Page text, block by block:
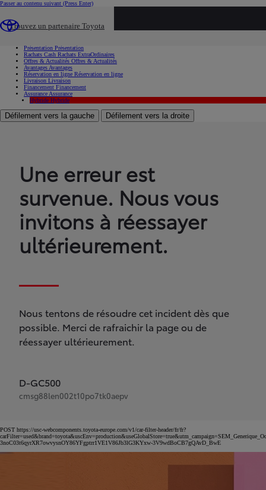
Passer au contenu suivant (Press Enter)
Trouvez un partenaire Toyota
Présentation Présentation
Rachats Cash Rachats ExtraOrdinaires
Offres & Actualités Offres & Actualités
Avantages Avantages
Réservation en ligne Réservation en ligne
Livraison Livraison
Financement Financement
Assurance Assurance
Hybride Hybride
Défilement vers la gauche Défilement vers la droite
Une erreur est
survenue. Nous vous
invitons à réessayer
ultérieurement.
Nous tentons de résoudre cet incident dès que
possible. Merci de rafraichir la page ou de
réessayer ultérieurement.
D-GC500
cmsg88len002t10po7tk0aepv
POST https://usc-webcomponents.toyota-europe.com/v1/car-filter-header/fr/fr?
3noC03t6qyrXR7owvysnOY86YFgptrr1VE1V86Jb3lG3KYxw-3V9wdBoCB7gQAvD_BwE